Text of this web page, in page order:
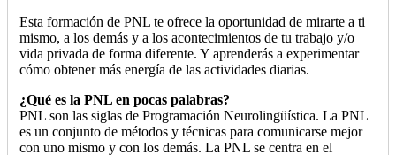
Esta formación de PNL te ofrece la oportunidad de mirarte a ti
mismo, a los demás y a los acontecimientos de tu trabajo y/o
vida privada de forma diferente. Y aprenderás a experimentar
cómo obtener más energía de las actividades diarias.
¿Qué es la PNL en pocas palabras?
PNL son las siglas de Programación Neurolingüística. La PNL
es un conjunto de métodos y técnicas para comunicarse mejor
con uno mismo y con los demás. La PNL se centra en el